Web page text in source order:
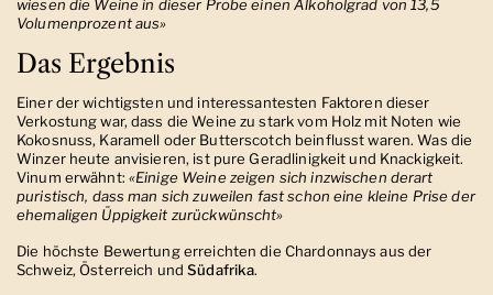
wiesen die Weine in dieser Probe einen Alkoholgrad von 13,5
Volumenprozent aus»
Das Ergebnis
Einer der wichtigsten und interessantesten Faktoren dieser
Verkostung war, dass die Weine zu stark vom Holz mit Noten wie
Kokosnuss, Karamell oder Butterscotch beinflusst waren. Was die
Winzer heute anvisieren, ist pure Geradlinigkeit und Knackigkeit.
Vinum erwähnt: «Einige Weine zeigen sich inzwischen derart
puristisch, dass man sich zuweilen fast schon eine kleine Prise der
ehemaligen Üppigkeit zurückwünscht»
Die höchste Bewertung erreichten die Chardonnays aus der
Schweiz, Österreich undSüdafrika.